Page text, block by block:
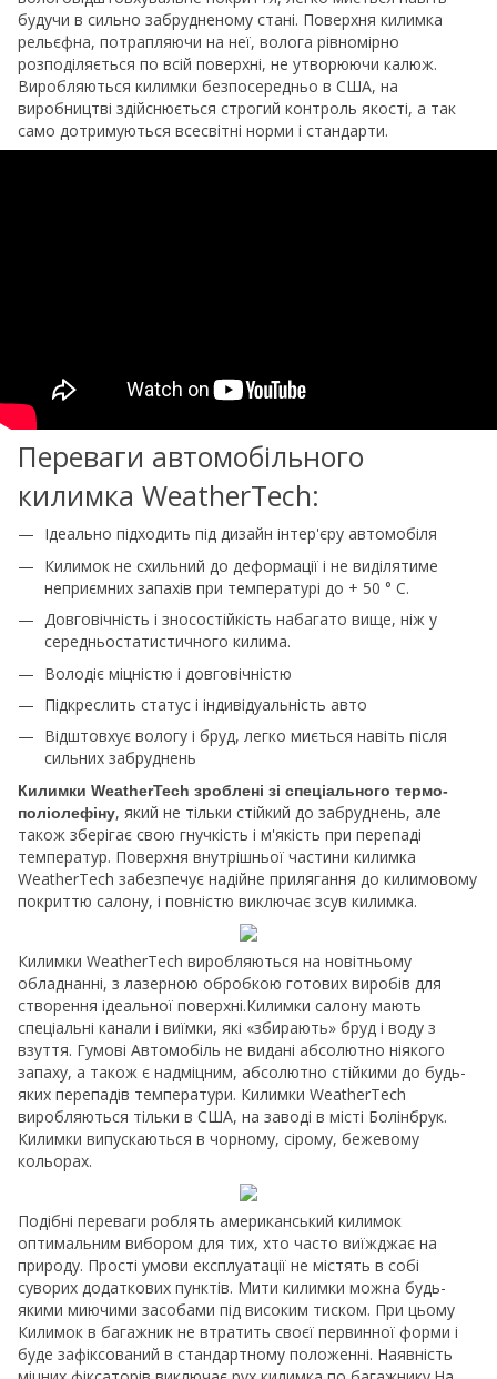
будучи в сильно забрудненому стані. Поверхня килимка
рельєфна, потрапляючи на неї, волога рівномірно
розподіляється по всій поверхні, не утворюючи калюж.
Виробляються килимки безпосередньо в США, на
виробництві здійснюється строгий контроль якості, а так
само дотримуються всесвітні норми і стандарти.
Переваги автомобільного
килимка WeatherTech:
Ідеально підходить під дизайн інтер'єру автомобіля
Килимок не схильний до деформації і не виділятиме
неприємних запахів при температурі до + 50 ° С.
Довговічність і зносостійкість набагато вище, ніж у
середньостатистичного килима.
Володіє міцністю і довговічністю
Підкреслить статус і індивідуальність авто
Відштовхує вологу і бруд, легко миється навіть після
сильних забруднень
Килимки WeatherTech зроблені зі спеціального термо-
поліолефіну, який не тільки стійкий до забруднень, але
також зберігає свою гнучкість і м'якість при перепаді
температур. Поверхня внутрішньої частини килимка
WeatherTech забезпечує надійне прилягання до килимовому
покриттю салону, і повністю виключає зсув килимка.
Килимки WeatherTech виробляються на новітньому
обладнанні, з лазерною обробкою готових виробів для
створення ідеальної поверхні.Килимки салону мають
спеціальні канали і виїмки, які «збирають» бруд і воду з
взуття. Гумові Автомобіль не видані абсолютно ніякого
запаху, а також є надміцним, абсолютно стійкими до будь-
яких перепадів температури. Килимки WeatherTech
виробляються тільки в США, на заводі в місті Болінбрук.
Килимки випускаються в чорному, сірому, бежевому
кольорах.
Подібні переваги роблять американський килимок
оптимальним вибором для тих, хто часто виїжджає на
природу. Прості умови експлуатації не містять в собі
суворих додаткових пунктів. Мити килимки можна будь-
якими миючими засобами під високим тиском. При цьому
Килимок в багажник не втратить своєї первинної форми і
буде зафіксований в стандартному положенні. Наявність